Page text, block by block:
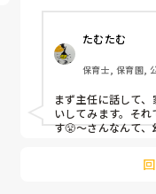
などなどです。
同じことをしていて
けます。
園長の食べ終えた食
焦って失敗する始末
らないといけないの
口外しない約束を
たむたむ
保育士, 保育園,
まず主任に話して
いしてみます。そ
す😤〜さんなんて